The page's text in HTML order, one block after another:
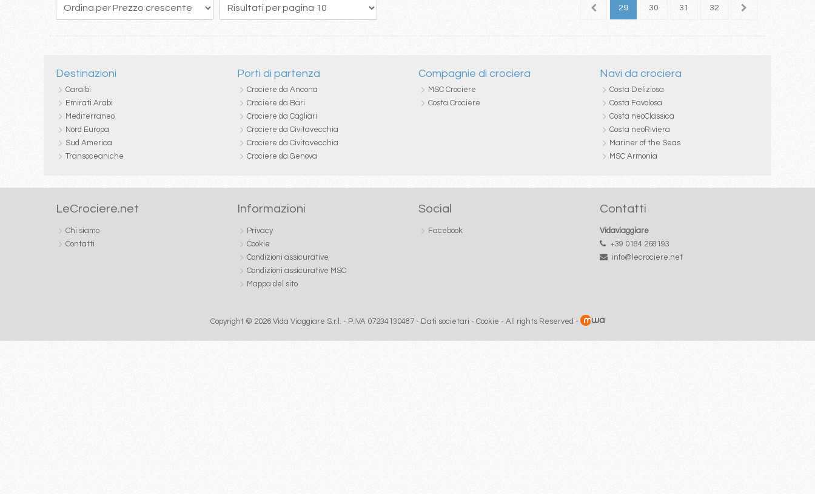
11 12 13 14 16 17 18 19 28 29 30 31 32 33
Destinazioni
Caraibi
Emirati Arabi
Mediterraneo
Nord Europa
Sud America
Transoceaniche
Porti di partenza
Crociere da Ancona
Crociere da Bari
Crociere da Cagliari
Crociere da Civitavecchia
Crociere da Civitavecchia
Crociere da Genova
Compagnie di crociera
MSC Crociere
Costa Crociere
Navi da crociera
Costa Deliziosa
Costa Favolosa
Costa neoClassica
Costa neoRiviera
Mariner of the Seas
MSC Armonia
LeCrociere.net
Chi siamo
Contatti
Informazioni
Privacy
Cookie
Condizioni assicurative
Condizioni assicurative MSC
Mappa del sito
Social
Facebook
Contatti
Vidaviaggiare
+39 0184 268193
info@lecrociere.net
Copyright © 2026 Vida Viaggiare S.r.l. - P.IVA 07234130487 - Dati societari - Cookie - All rights Reserved -